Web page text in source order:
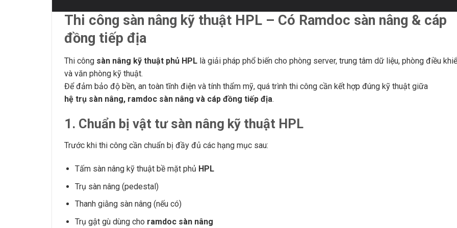
Thi công sàn nâng kỹ thuật HPL – Có Ramdoc sàn nâng & cáp
đồng tiếp địa
Thi công sàn nâng kỹ thuật phủ HPL là giải pháp phổ biến cho phòng server, trung tâm dữ liệu, phòng điều
và văn phòng kỹ thuật.
Để đảm bảo độ bền, an toàn tĩnh điện và tính thẩm mỹ, quá trình thi công cần kết hợp đúng kỹ thuật giữa
hệ trụ sàn nâng, ramdoc sàn nâng và cáp đồng tiếp địa.
1. Chuẩn bị vật tư sàn nâng kỹ thuật HPL
Trước khi thi công cần chuẩn bị đầy đủ các hạng mục sau:
Tấm sàn nâng kỹ thuật bề mặt phủ HPL
Trụ sàn nâng (pedestal)
Thanh giằng sàn nâng (nếu có)
Trụ gật gù dùng cho ramdoc sàn nâng